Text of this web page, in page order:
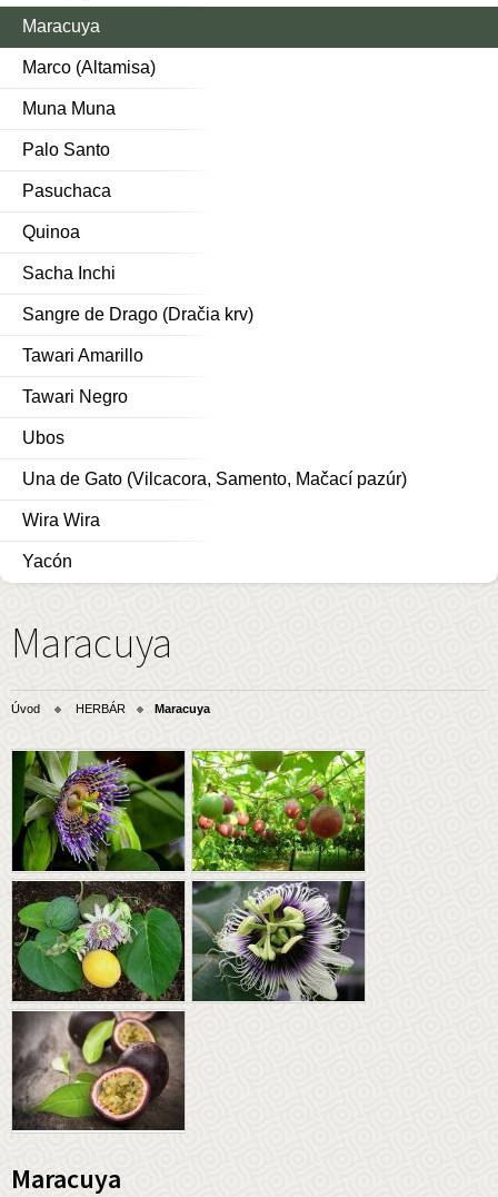
Maracuya
Marco (Altamisa)
Muna Muna
Palo Santo
Pasuchaca
Quinoa
Sacha Inchi
Sangre de Drago (Dračia krv)
Tawari Amarillo
Tawari Negro
Ubos
Una de Gato (Vilcacora, Samento, Mačací pazúr)
Wira Wira
Yacón
Maracuya
Úvod HERBÁR Maracuya
Maracuya